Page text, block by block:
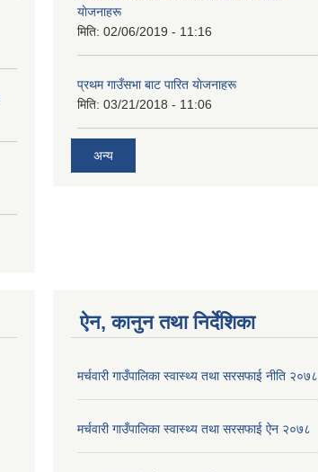
याेजनाहरू
मिति: 02/06/2019 - 11:16
प्रथम गाउँसभा बाट पारित याेजनाहरू
मिति: 03/21/2018 - 11:06
अन्य
ऐन, कानुन तथा निर्देशिका
मर्चवारी गाउँपालिका स्वास्थ्य तथा सरसफाई नीति २०७८
मर्चवारी गाउँपालिका स्वास्थ्य तथा सरसफाई ऐन २०७८